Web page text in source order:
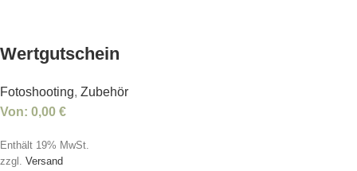
Wertgutschein
Fotoshooting, Zubehör
Von: 0,00 €
Enthält 19% MwSt.
zzgl. Versand